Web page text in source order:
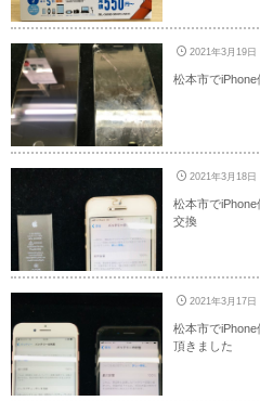
2021年3月19日
松本市で
2021年3月18日
松本市で
交換
2021年3月17日
松本市で
頂きました